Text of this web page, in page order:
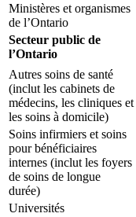
Ministères et organismes
de l’Ontario
Secteur public de
l’Ontario
Autres soins de santé
(inclut les cabinets de
médecins, les cliniques et
les soins à domicile)
Soins infirmiers et soins
pour bénéficiaires
internes (inclut les foyers
de soins de longue
durée)
Universités